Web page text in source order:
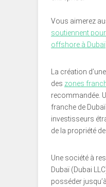
Vous aimerez
soutiennent
offshore à Dubaï
La création
des zones
recommandée.
franche de
investisseurs
de la propriété
Une société à
Dubaï (Dubai
posséder